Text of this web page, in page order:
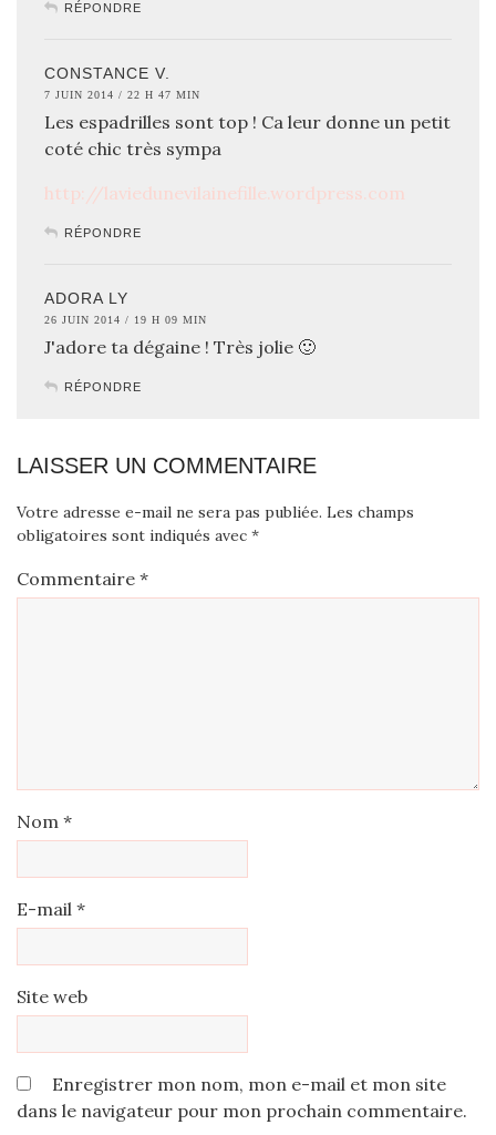
RÉPONDRE
CONSTANCE V.
7 JUIN 2014 / 22 H 47 MIN
Les espadrilles sont top ! Ca leur donne un petit
coté chic très sympa
http://laviedunevilainefille.wordpress.com
RÉPONDRE
ADORA LY
26 JUIN 2014 / 19 H 09 MIN
J'adore ta dégaine ! Très jolie 🙂
RÉPONDRE
LAISSER UN COMMENTAIRE
Votre adresse e-mail ne sera pas publiée. Les champs
obligatoires sont indiqués avec *
Commentaire *
Nom *
E-mail *
Site web
Enregistrer mon nom, mon e-mail et mon site
dans le navigateur pour mon prochain commentaire.